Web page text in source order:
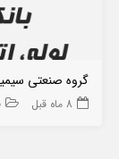
گروه صنعتی
8 ماه قبل